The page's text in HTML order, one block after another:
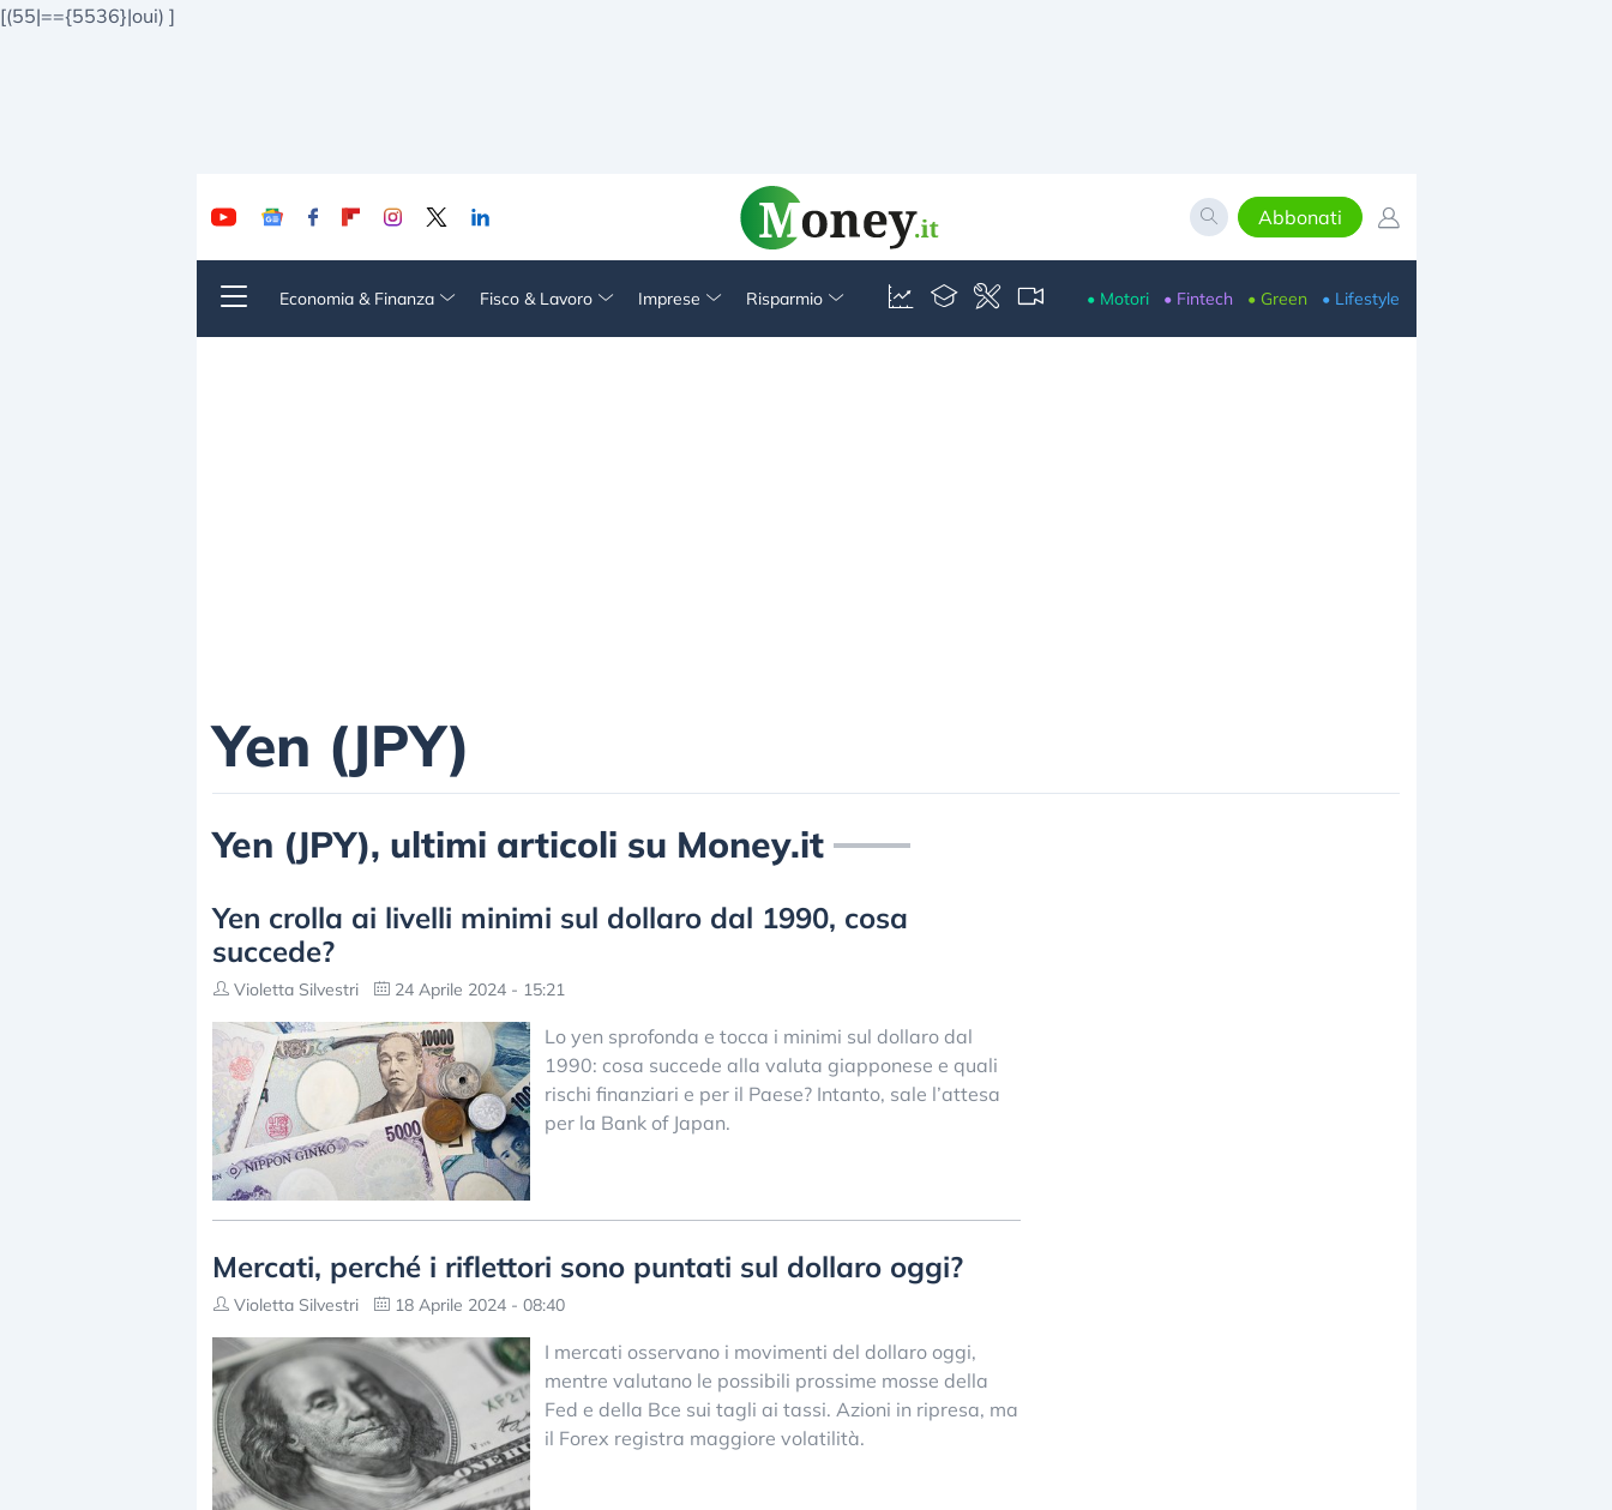
[(55|=={5536}|oui) ]
Abbonati
Economia & Finanza Fisco & Lavoro Imprese Risparmio • Motori • Fintech • Green • Lifestyle
Yen (JPY)
Yen (JPY), ultimi articoli su Money.it
Yen crolla ai livelli minimi sul dollaro dal 1990, cosa
succede?
Violetta Silvestri 24 Aprile 2024 - 15:21
Lo yen sprofonda e tocca i minimi sul dollaro dal
1990: cosa succede alla valuta giapponese e quali
rischi finanziari e per il Paese? Intanto, sale l’attesa
per la Bank of Japan.
Mercati, perché i riflettori sono puntati sul dollaro oggi?
Violetta Silvestri 18 Aprile 2024 - 08:40
I mercati osservano i movimenti del dollaro oggi,
mentre valutano le possibili prossime mosse della
Fed e della Bce sui tagli ai tassi. Azioni in ripresa, ma
il Forex registra maggiore volatilità.